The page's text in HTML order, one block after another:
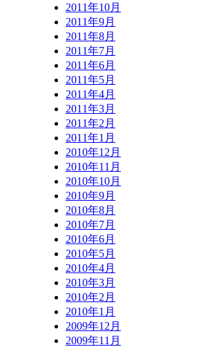
2011年10月
2011年9月
2011年8月
2011年7月
2011年6月
2011年5月
2011年4月
2011年3月
2011年2月
2011年1月
2010年12月
2010年11月
2010年10月
2010年9月
2010年8月
2010年7月
2010年6月
2010年5月
2010年4月
2010年3月
2010年2月
2010年1月
2009年12月
2009年11月